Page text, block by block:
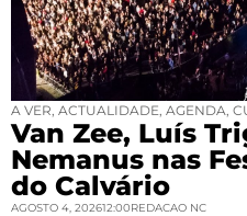
A VER ACTUALIDADE AGENDA
Van Zee, Luís
Nemanus nas
do Calvário
AGOSTO 4, 202612:00REDACAO NC